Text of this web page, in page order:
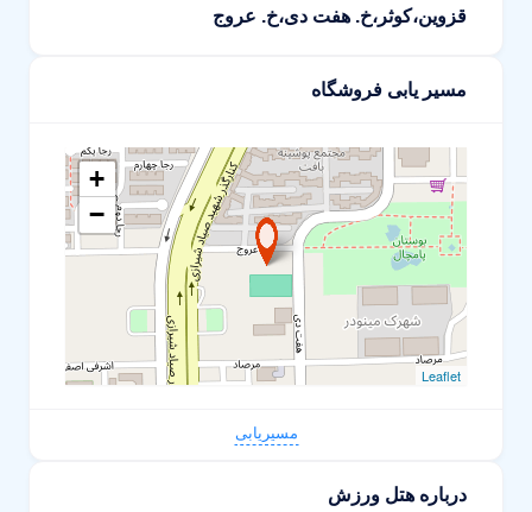
قزوین،کوثر،خ. هفت دی،خ. عروج
مسیر یابی فروشگاه
+
−
Leaflet
مسیریابی
درباره هتل ورزش